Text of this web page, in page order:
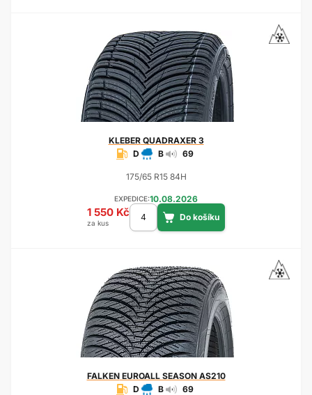
KLEBERQUADRAXER 3
D
B 69
175/65 R15 84H
EXPEDICE:10.08.2026
1 550 Kč
za kus
FALKENEUROALL SEASON AS210
D
B 69